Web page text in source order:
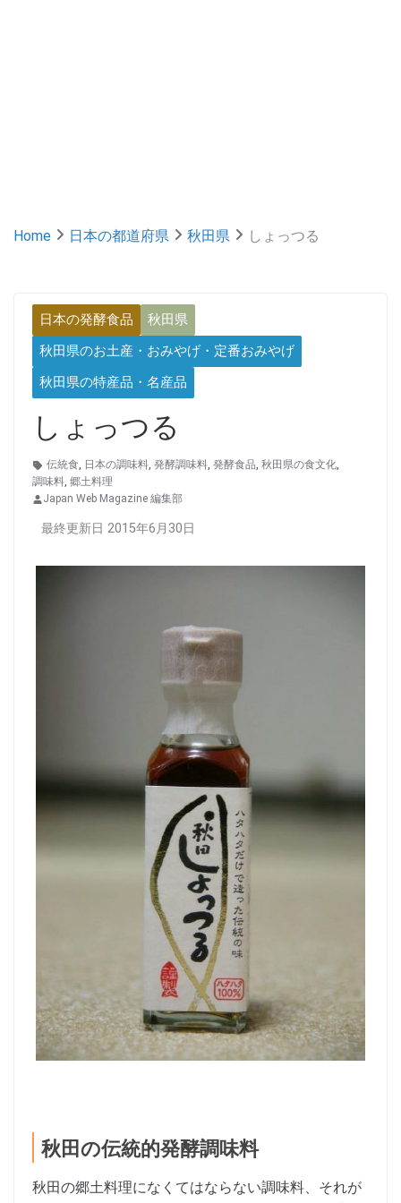
Home 日本の都道府県 秋田県 しょっつる
日本の発酵食品
秋田県
秋田県のお土産・おみやげ・定番おみやげ
秋田県の特産品・名産品
しょっつる
伝統食, 日本の調味料, 発酵調味料, 発酵食品, 秋田県の食文化,
調味料, 郷土料理
Japan Web Magazine 編集部
最終更新日 2015年6月30日
秋田の伝統的発酵調味料
秋田の郷土料理になくてはならない調味料、それが